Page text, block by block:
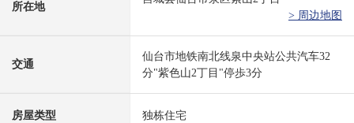
所在地
> 周边地图
交通
仙台市地铁南北线泉中央站公共汽车32
分"紫色山2丁目"停歩3分
房屋类型 独栋住宅